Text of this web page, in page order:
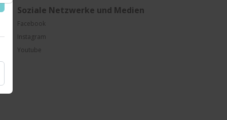
Soziale Netzwerke und Medien
Facebook
Instagram
Youtube